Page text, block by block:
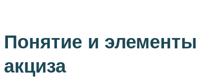
Понятие и элементы
акциза